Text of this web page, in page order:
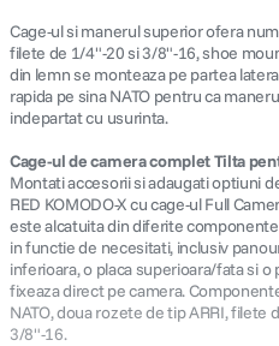
Cage-ul si manerul superior ofera
filete de 1/4"-20 si 3/8"-16, shoe
din lemn se monteaza pe partea
rapida pe sina NATO pentru ca
indepartat cu usurinta.
Cage-ul de camera complet Tilta
Montati accesorii si adaugati optiuni
RED KOMODO-X cu cage-ul Full
este alcatuita din diferite
in functie de necesitati, inclusiv
inferioara, o placa superioara/fata si
fixeaza direct pe camera.
NATO, doua rozete de tip ARRI,
3/8"-16.